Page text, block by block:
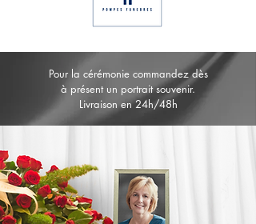
Pour la cérémonie commandez dès
à présent un portrait souvenir.
Livraison en 24h/48h